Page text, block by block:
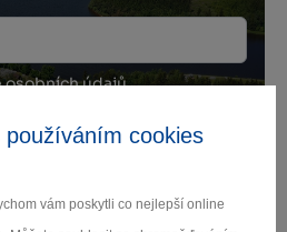
používáním cookies
vám poskytli co nejlepší online
osobních údajů.